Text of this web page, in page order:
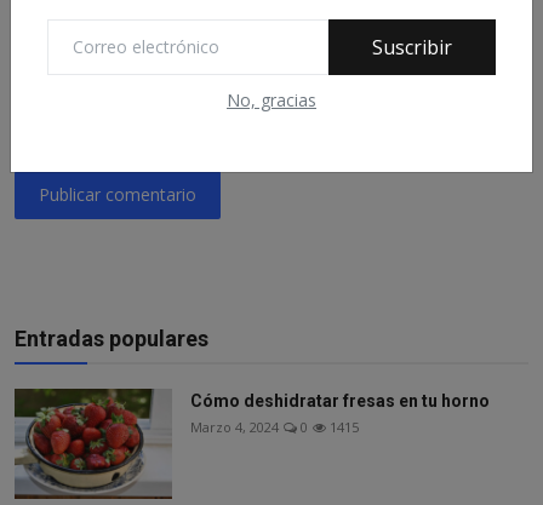
Suscribir
No, gracias
Publicar comentario
Entradas populares
Cómo deshidratar fresas en tu horno
Marzo 4, 2024 0 1415